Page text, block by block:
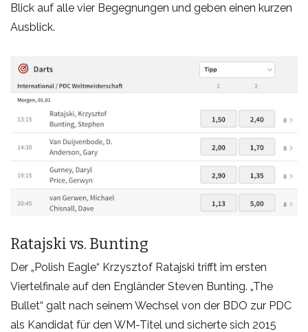
Blick auf alle vier Begegnungen und geben einen kurzen
Ausblick.
Ratajski vs. Bunting
Der „Polish Eagle“ Krzysztof Ratajski trifft im ersten
Viertelfinale auf den Engländer Steven Bunting. „The
Bullet“ galt nach seinem Wechsel von der BDO zur PDC
als Kandidat für den WM-Titel und sicherte sich 2015